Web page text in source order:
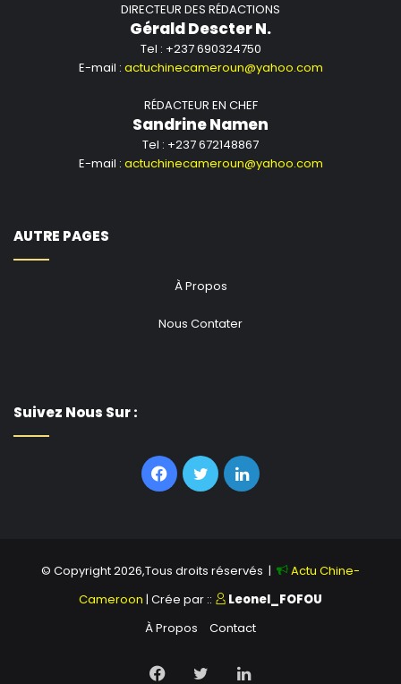
DIRECTEUR DES RÉDACTIONS
Gérald Descter N.
Tel : +237 690324750
E-mail : actuchinecameroun@yahoo.com
RÉDACTEUR EN CHEF
Sandrine Namen
Tel : +237 672148867
E-mail : actuchinecameroun@yahoo.com
AUTRE PAGES
À Propos
Nous Contater
Suivez Nous Sur :
Facebook
TwitterLinkedin
© Copyright 2026,Tous droits réservés |
Actu Chine-
Cameroon | Crée par ::
Leonel_FOFOU
À Propos
Contact
Facebook
TwitterLinkedin